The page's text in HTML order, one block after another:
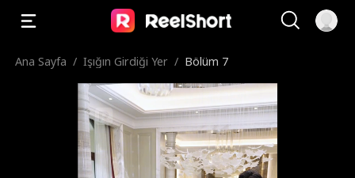
Ana Sayfa / Işığın Girdiği Yer / Bölüm 7